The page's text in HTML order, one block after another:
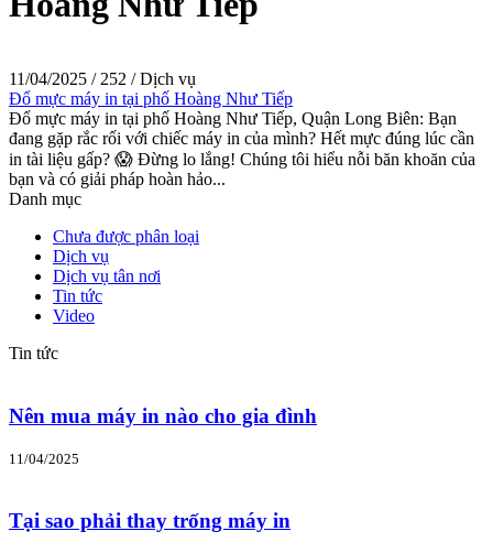
11/04/2025 / 252 /Dịch vụ
Đổ mực máy in tại phố Hoàng Như Tiếp
Đổ mực máy in tại phố Hoàng Như Tiếp, Quận Long Biên: Bạn
đang gặp rắc rối với chiếc máy in của mình? Hết mực đúng lúc cần
in tài liệu gấp? 😱 Đừng lo lắng! Chúng tôi hiểu nỗi băn khoăn của
bạn và có giải pháp hoàn hảo...
Danh mục
Chưa được phân loại
Dịch vụ
Dịch vụ tân nơi
Tin tức
Video
Tin tức
Nên mua máy in nào cho gia đình
11/04/2025
Tại sao phải thay trống máy in